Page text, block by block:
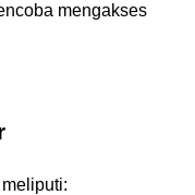
mengakses